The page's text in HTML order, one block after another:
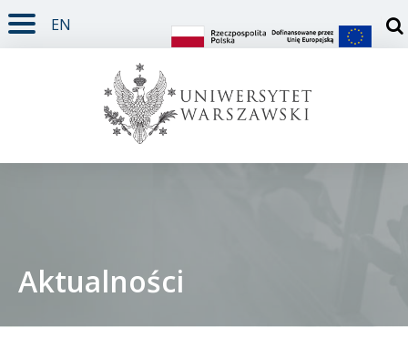
TREŚĆ STRONY
MENU GŁÓWNE
WYSZUKIWARKA
SOCIAL MEDIA
STOPKA STRONY
EN
Aktualności